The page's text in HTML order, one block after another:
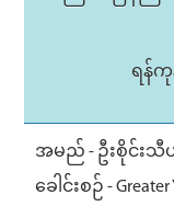
ရန်
အမည် - ဦးစိုင်းသီ
ခေါင်းစဉ် - Greater